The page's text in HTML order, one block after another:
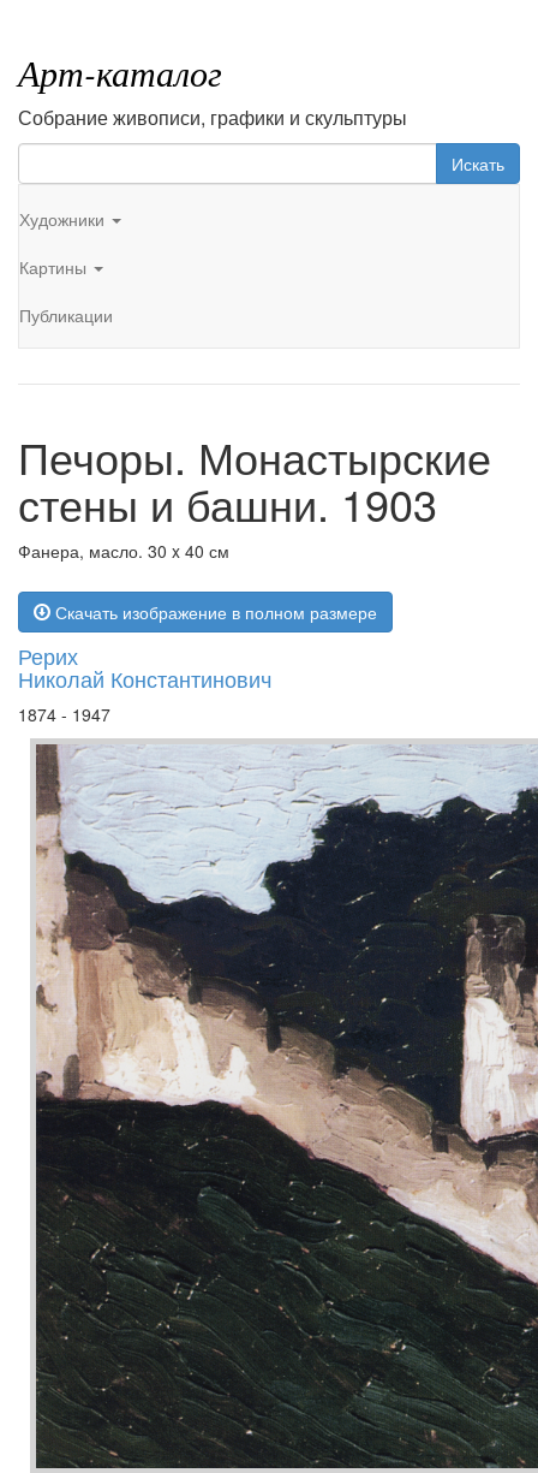
Арт-каталог
Собрание живописи, графики и скульптуры
Искать
Художники
Картины
Публикации
Печоры. Монастырские
стены и башни. 1903
Фанера, масло. 30 x 40 см
Скачать изображение в полном размере
Рерих
Николай Константинович
1874 - 1947